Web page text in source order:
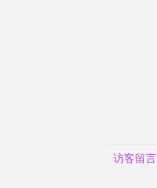
访客留言